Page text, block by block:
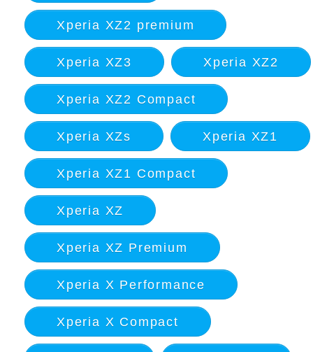
Xperia XZ2 premium
Xperia XZ3 Xperia XZ2
Xperia XZ2 Compact
Xperia XZs Xperia XZ1
Xperia XZ1 Compact
Xperia XZ
Xperia XZ Premium
Xperia X Performance
Xperia X Compact